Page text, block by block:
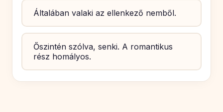
Általában valaki az ellenkező nemből.
Őszintén szólva, senki. A romantikus
rész homályos.